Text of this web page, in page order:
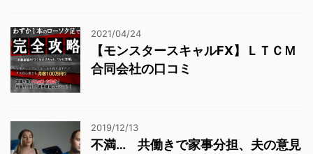
2021/04/24
【モンスタースキャルFX】ＬＴＣＭ
合同会社の口コミ
2019/12/13
不満… 共働きで家事分担、夫の意見